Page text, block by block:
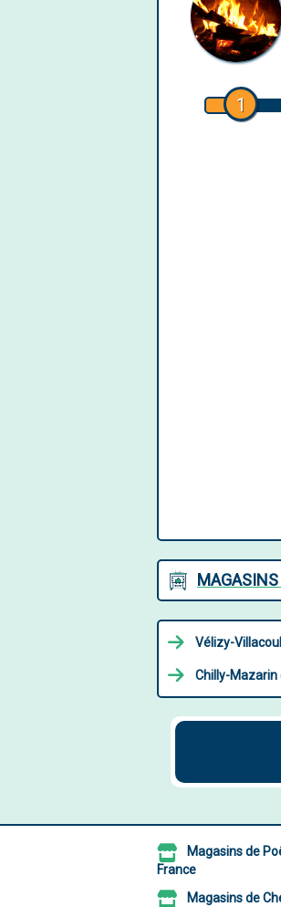
1
Vélizy-
Chilly-Mazarin
Magasins de
France
Magasins de